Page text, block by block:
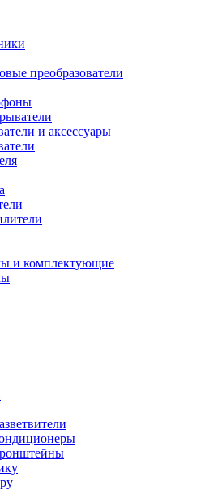
преобразователи
и аксессуары
и комплектующие